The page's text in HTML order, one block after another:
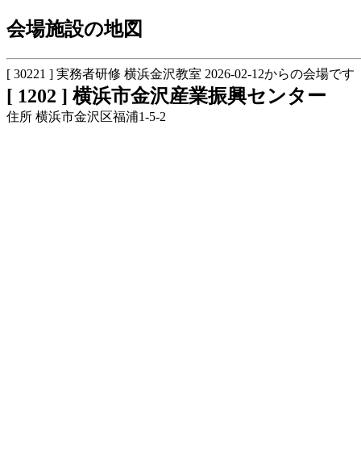
会場施設の地図
[ 30221 ] 実務者研修 横浜金沢教室 2026-02-12からの会場です
[ 1202 ] 横浜市金沢産業振興センター
住所 横浜市金沢区福浦1-5-2